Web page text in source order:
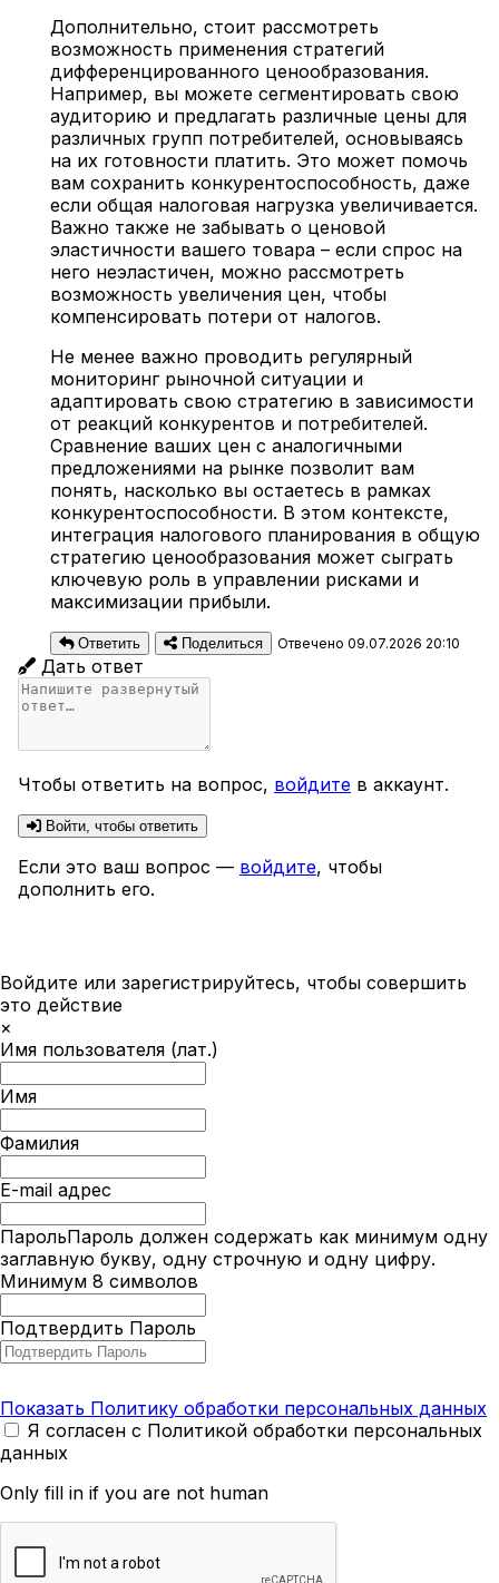
Дополнительно, стоит рассмотреть
возможность применения стратегий
дифференцированного ценообразования.
Например, вы можете сегментировать свою
аудиторию и предлагать различные цены для
различных групп потребителей, основываясь
на их готовности платить. Это может помочь
вам сохранить конкурентоспособность, даже
если общая налоговая нагрузка увеличивается.
Важно также не забывать о ценовой
эластичности вашего товара – если спрос на
него неэластичен, можно рассмотреть
возможность увеличения цен, чтобы
компенсировать потери от налогов.
Не менее важно проводить регулярный
мониторинг рыночной ситуации и
адаптировать свою стратегию в зависимости
от реакций конкурентов и потребителей.
Сравнение ваших цен с аналогичными
предложениями на рынке позволит вам
понять, насколько вы остаетесь в рамках
конкурентоспособности. В этом контексте,
интеграция налогового планирования в общую
стратегию ценообразования может сыграть
ключевую роль в управлении рисками и
максимизации прибыли.
Ответить Поделиться Отвечено 09.07.2026 20:10
Дать ответ
Чтобы ответить на вопрос, войдите в аккаунт.
Войти, чтобы ответить
Если это ваш вопрос — войдите, чтобы
дополнить его.
Войдите или зарегистрируйтесь, чтобы совершить
это действие
×
Имя пользователя (лат.)
Имя
Фамилия
E-mail адрес
ПарольПароль должен содержать как минимум одну
заглавную букву, одну строчную и одну цифру.
Минимум 8 символов
Подтвердить Пароль
Показать Политику обработки персональных данных
Я согласен с Политикой обработки персональных
данных
Only fill in if you are not human